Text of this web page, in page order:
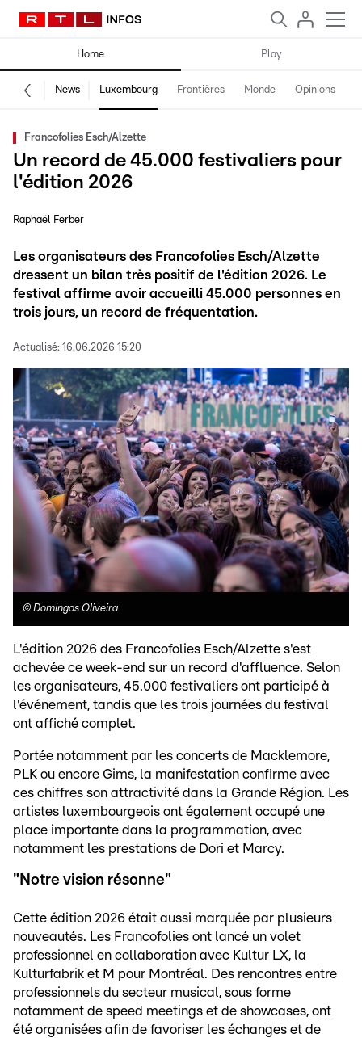
Home Play
News Luxembourg Frontières Monde Opinions
Francofolies Esch/Alzette
Un record de 45.000 festivaliers pour
l'édition 2026
Raphaël Ferber
Les organisateurs des Francofolies Esch/Alzette
dressent un bilan très positif de l'édition 2026. Le
festival affirme avoir accueilli 45.000 personnes en
trois jours, un record de fréquentation.
Actualisé: 16.06.2026 15:20
© Domingos Oliveira
L'édition 2026 des Francofolies Esch/Alzette s'est
achevée ce week-end sur un record d'affluence. Selon
les organisateurs, 45.000 festivaliers ont participé à
l'événement, tandis que les trois journées du festival
ont affiché complet.
Portée notamment par les concerts de Macklemore,
PLK ou encore Gims, la manifestation confirme avec
ces chiffres son attractivité dans la Grande Région. Les
artistes luxembourgeois ont également occupé une
place importante dans la programmation, avec
notamment les prestations de Dori et Marcy.
"Notre vision résonne"
Cette édition 2026 était aussi marquée par plusieurs
nouveautés. Les Francofolies ont lancé un volet
professionnel en collaboration avec Kultur LX, la
Kulturfabrik et M pour Montréal. Des rencontres entre
professionnels du secteur musical, sous forme
notamment de speed meetings et de showcases, ont
été organisées afin de favoriser les échanges et de